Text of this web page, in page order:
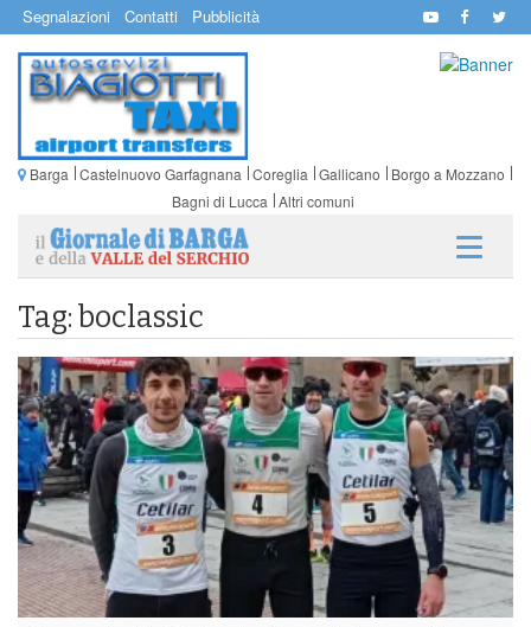
Segnalazioni Contatti Pubblicità
Barga Castelnuovo Garfagnana Coreglia Gallicano
Borgo a Mozzano
Bagni di Lucca Altri comuni
Tag: boclassic